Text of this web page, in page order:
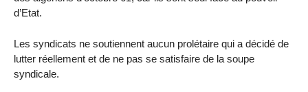
d’Etat.
Les syndicats ne soutiennent aucun prolétaire qui a décidé de
lutter réellement et de ne pas se satisfaire de la soupe
syndicale.